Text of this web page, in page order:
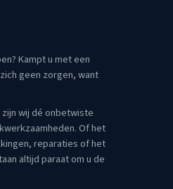
Kampt u met een
geen zorgen, want
wij dé onbetwiste
Of het
reparaties of het
altijd paraat om u de